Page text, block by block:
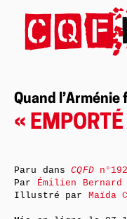
Quand
«
Paru dansCQFD
Par Émilien Bernard
Illustré par Maïda